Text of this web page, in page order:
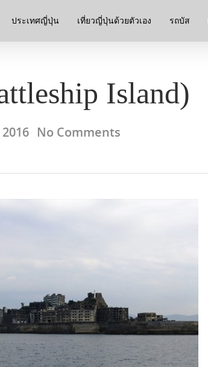
ประเทศญี่ปุ่น เที่ยวญี่ปุ่นด้วยตัวเอง รถบัส
Island)
No Comments